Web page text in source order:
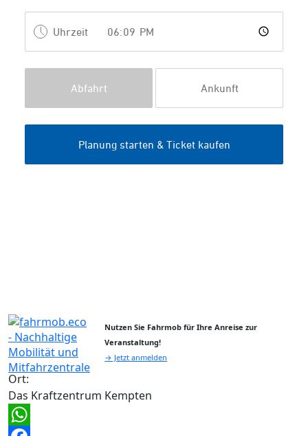
Nutzen Sie Fahrmob für Ihre Anreise zur
Veranstaltung!
→ Jetzt anmelden
Ort:
Das Kraftzentrum Kempten